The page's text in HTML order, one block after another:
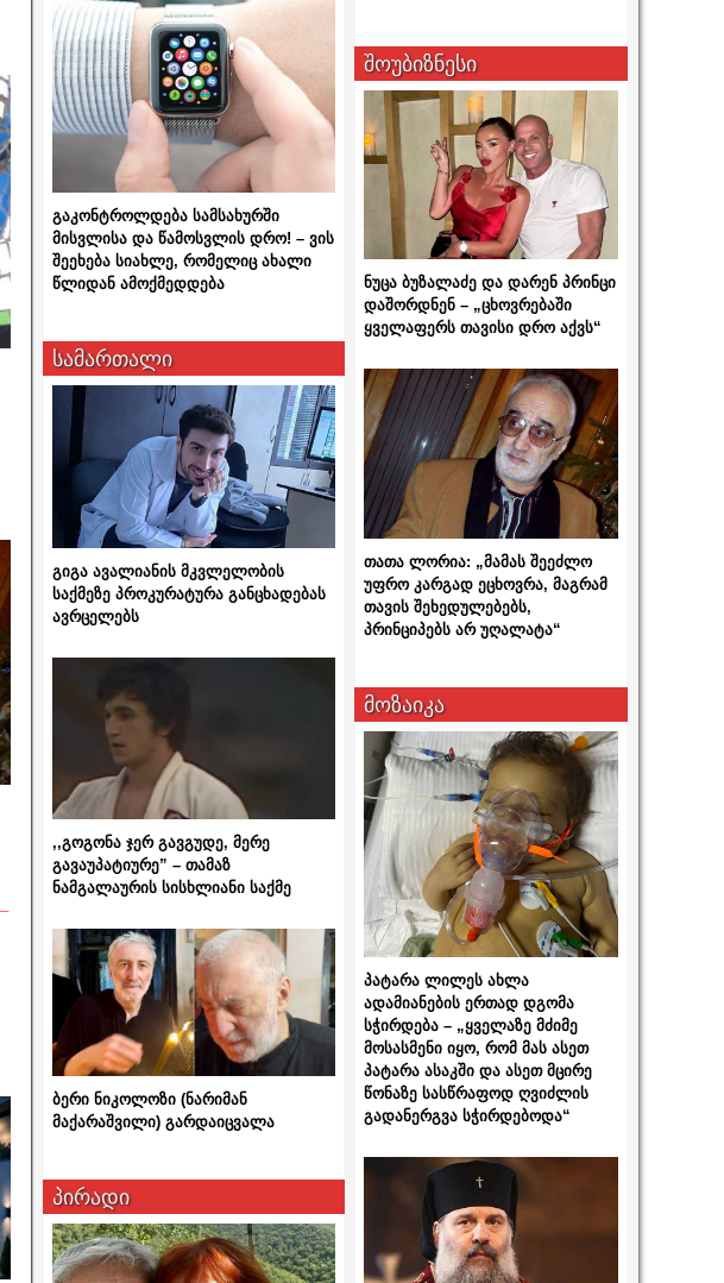
გაკონტროლდება სამსახურში
მისვლისა და წამოსვლის დრო! – ვის
შეეხება სიახლე, რომელიც ახალი
წლიდან ამოქმედდება
სამართალი
გიგა ავალიანის მკვლელობის
საქმეზე პროკურატურა განცხადებას
ავრცელებს
,,გოგონა ჯერ გავგუდე, მერე
გავაუპატიურე” – თამაზ
ნამგალაურის სისხლიანი საქმე
ბერი ნიკოლოზი (ნარიმან
მაქარაშვილი) გარდაიცვალა
პირადი
შოუბიზნესი
ნუცა ბუზალაძე და დარენ პრინცი
დაშორდნენ – „ცხოვრებაში
ყველაფერს თავისი დრო აქვს“
თათა ლორია: „მამას შეეძლო
უფრო კარგად ეცხოვრა, მაგრამ
თავის შეხედულებებს,
პრინციპებს არ უღალატა“
მოზაიკა
პატარა ლილეს ახლა
ადამიანების ერთად დგომა
სჭირდება – „ყველაზე მძიმე
მოსასმენი იყო, რომ მას ასეთ
პატარა ასაკში და ასეთ მცირე
წონაზე სასწრაფოდ ღვიძლის
გადანერგვა სჭირდებოდა“